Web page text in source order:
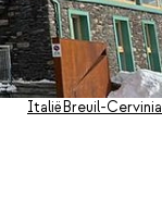
ItaliëBreuil-Cervinia